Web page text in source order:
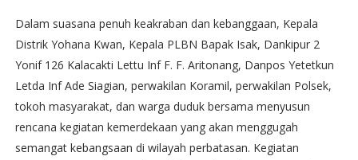
Dalam suasana penuh keakraban dan kebanggaan, Kepala
Distrik Yohana Kwan, Kepala PLBN Bapak Isak, Dankipur 2
Yonif 126 Kalacakti Lettu Inf F. F. Aritonang, Danpos Yetetkun
Letda Inf Ade Siagian, perwakilan Koramil, perwakilan Polsek,
tokoh masyarakat, dan warga duduk bersama menyusun
rencana kegiatan kemerdekaan yang akan menggugah
semangat kebangsaan di wilayah perbatasan. Kegiatan